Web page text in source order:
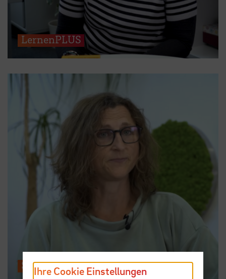
LernenPLUS
Staats- und Universitätsbibliothek
Ihre Cookie Einstellungen